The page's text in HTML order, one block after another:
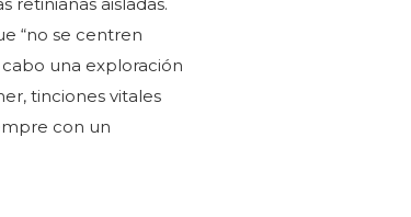
retinianas aisladas.
“no se centren
una exploración
tinciones vitales
con un